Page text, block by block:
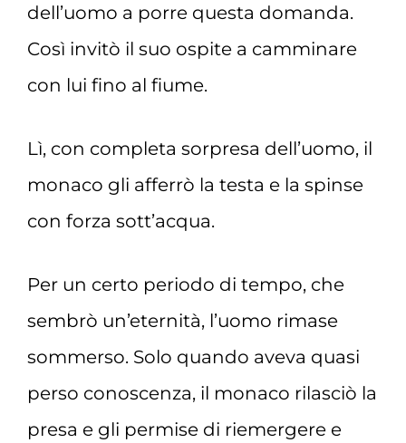
dell’uomo a porre questa domanda.
Così invitò il suo ospite a camminare
con lui fino al fiume.
Lì, con completa sorpresa dell’uomo, il
monaco gli afferrò la testa e la spinse
con forza sott’acqua.
Per un certo periodo di tempo, che
sembrò un’eternità, l’uomo rimase
sommerso. Solo quando aveva quasi
perso conoscenza, il monaco rilasciò la
presa e gli permise di riemergere e